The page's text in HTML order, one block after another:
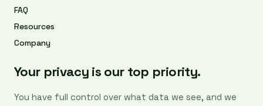
FAQ
Resources
Company
Your privacy is our top priority.
You have full control over what data we see, and we